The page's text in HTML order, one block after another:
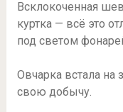
Всклокоченная
куртка — всё это
под светом
Овчарка встала на
свою добычу.